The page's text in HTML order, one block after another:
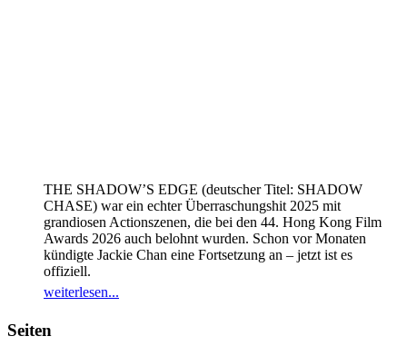
THE SHADOW’S EDGE (deutscher Titel: SHADOW
CHASE) war ein echter Überraschungshit 2025 mit
grandiosen Actionszenen, die bei den 44. Hong Kong Film
Awards 2026 auch belohnt wurden. Schon vor Monaten
kündigte Jackie Chan eine Fortsetzung an – jetzt ist es
offiziell.
weiterlesen...
Seiten